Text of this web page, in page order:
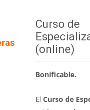
Curso de
(online)
Bonificable.
El Curso de